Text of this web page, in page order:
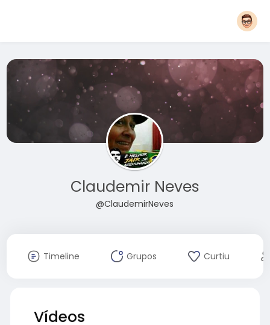
Claudemir Neves
@ClaudemirNeves
Timeline Grupos Curtiu
Vídeos